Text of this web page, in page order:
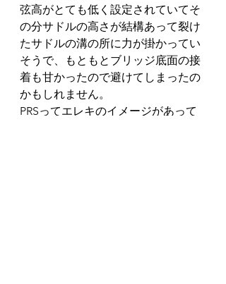
弦高がとても低く設定されていてそ
の分サドルの高さが結構あって裂け
たサドルの溝の所に力が掛かってい
そうで、もともとブリッジ底面の接
着も甘かったので避けてしまったの
かもしれません。
PRSってエレキのイメージがあって